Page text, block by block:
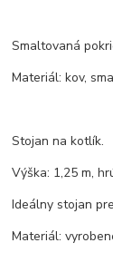
Smaltovaná
Materiál: kov,
Stojan na kotlík.
Výška: 1,25 m,
Ideálny stojan
Materiál: